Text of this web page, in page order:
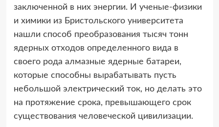
заключенной в них энергии. И ученые-физики
и химики из Бристольского университета
нашли способ преобразования тысяч тонн
ядерных отходов определенного вида в
своего рода алмазные ядерные батареи,
которые способны вырабатывать пусть
небольшой электрический ток, но делать это
на протяжение срока, превышающего срок
существования человеческой цивилизации.